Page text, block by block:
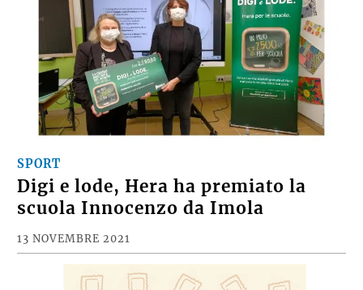
SPORT
Digi e lode, Hera ha premiato la
scuola Innocenzo da Imola
13 NOVEMBRE 2021